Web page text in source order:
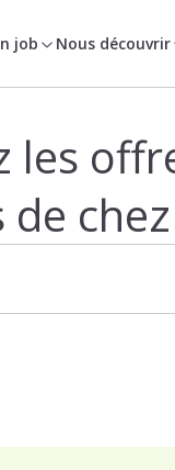
job Nous découvrir
les
de